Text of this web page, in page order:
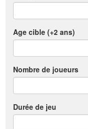
Age cible (+2 ans)
Nombre de joueurs
Durée de jeu